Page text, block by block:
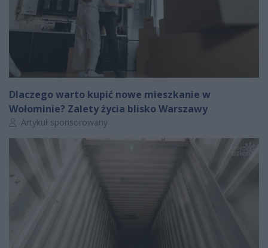
Dlaczego warto kupić nowe mieszkanie w
Wołominie? Zalety życia blisko Warszawy
Autor artykułu:
Artykuł sponsorowany